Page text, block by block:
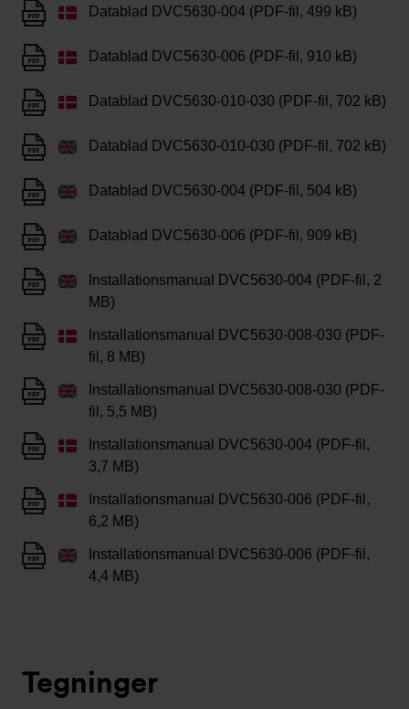
Datablad DVC5630-004 (PDF-fil, 499 kB)
Datablad DVC5630-006 (PDF-fil, 910 kB)
Datablad DVC5630-010-030 (PDF-fil, 702 kB)
Datablad DVC5630-010-030 (PDF-fil, 702 kB)
Datablad DVC5630-004 (PDF-fil, 504 kB)
Datablad DVC5630-006 (PDF-fil, 909 kB)
Installationsmanual DVC5630-004 (PDF-fil, 2
MB)
Installationsmanual DVC5630-008-030 (PDF-
fil, 8 MB)
Installationsmanual DVC5630-008-030 (PDF-
fil, 5,5 MB)
Installationsmanual DVC5630-004 (PDF-fil,
3,7 MB)
Installationsmanual DVC5630-006 (PDF-fil,
6,2 MB)
Installationsmanual DVC5630-006 (PDF-fil,
4,4 MB)
Tegninger